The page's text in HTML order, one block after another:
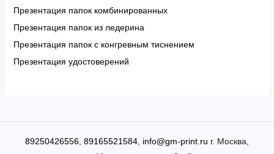
Презентация папок комбинированных
Презентация папок из ледерина
Презентация папок с конгревным тиснением
Презентация удостоверений
89250426556, 89165521584, info@gm-print.ru г. Москва,